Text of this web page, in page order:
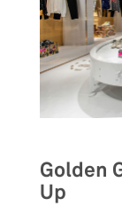
Golden
Up